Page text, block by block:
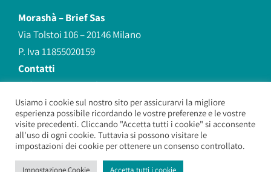
Morashà –Brief Sas
Via Tolstoi 106 – 20146 Milano
P. Iva 11855020159
Contatti
redazione@morasha.it
339 8596707
(anche Whatsapp)
Morashà – Brief Sas – Copyright 2026. All Rights Reserved.
Usiamo i cookie sul nostro sito per assicurarvi la migliore
esperienza possibile ricordando le vostre preferenze e le vostre
visite precedenti. Cliccando "Accetta tutti i cookie" si acconsente
all'uso di ogni cookie. Tuttavia si possono visitare le
impostazioni dei cookie per ottenere un consenso controllato.
Impostazione Cookie Accetta tutti i cookie